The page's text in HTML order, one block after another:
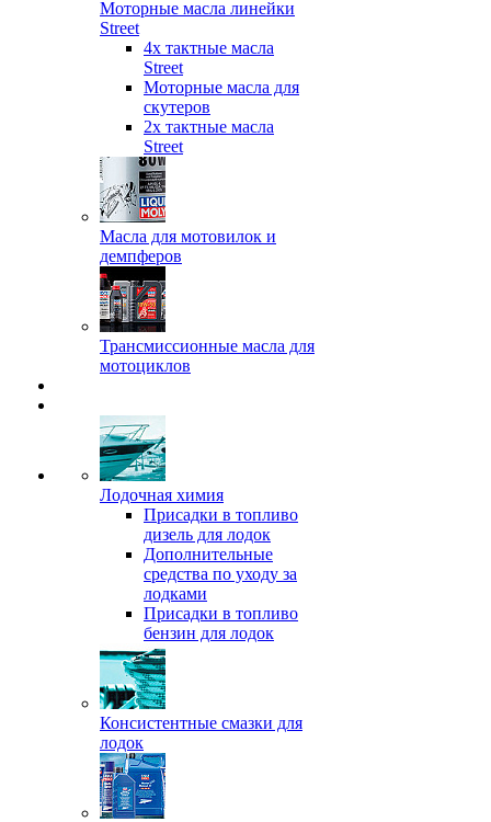
Моторные масла линейки
Street
4х тактные масла
Street
Моторные масла для
скутеров
2х тактные масла
Street
Масла для мотовилок и
демпферов
Трансмиссионные масла для
мотоциклов
Лодочная химия
Присадки в топливо
дизель для лодок
Дополнительные
средства по уходу за
лодками
Присадки в топливо
бензин для лодок
Консистентные смазки для
лодок